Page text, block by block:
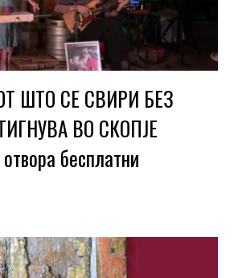
ШТО СЕ СВИРИ БЕЗ
ВО СКОПЈЕ
бесплатни